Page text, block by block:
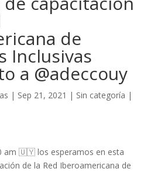
de
Inclusivas
a @adeccouy
| Sep 21, 2021 | Sin categoría |